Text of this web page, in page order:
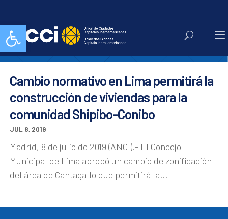
Abrir barra de herramientas
shipibo conibo
Cambio normativo en Lima permitirá la
construcción de viviendas para la
comunidad Shipibo-Conibo
JUL 8, 2019
Madrid, 8 de julio de 2019 (ANCI).- El Concejo
Municipal de Lima aprobó un cambio de zonificación
del área de Cantagallo que permitirá la...